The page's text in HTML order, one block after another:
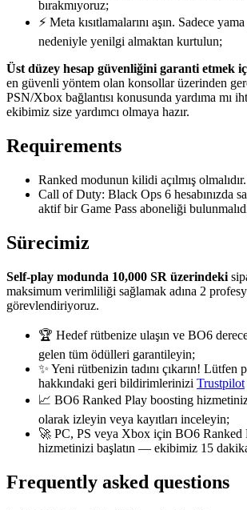
bırakmıyoruz;
⚡ Meta kısıtlamalarını aşın. Sadece
nedeniyle yenilgi almaktan kurtulun;
Üst düzey hesap güvenliğini garanti etmek
en güvenli yöntem olan konsollar üzerinden
PSN/Xbox bağlantısı konusunda yardıma mı
ekibimiz size yardımcı olmaya hazır.
Requirements
Ranked modunun kilidi açılmış olmalıdır.
Call of Duty: Black Ops 6 hesabınızda
aktif bir Game Pass aboneliği
Sürecimiz
Self-play modunda 10,000 SR üzerindeki
maksimum verimliliği sağlamak adına 2
görevlendiriyoruz.
🏆 Hedef rütbenize ulaşın ve BO6
gelen tüm ödülleri garantileyin;
✨ Yeni rütbenizin tadını çıkarın! Lütfen
hakkındaki geri bildirimlerinizi Trustpilot
📈 BO6 Ranked Play boosting
olarak izleyin veya kayıtları inceleyin;
🚀 PC, PS veya Xbox için BO6 Ranked
hizmetinizi başlatın — ekibimiz 15
Frequently asked questions